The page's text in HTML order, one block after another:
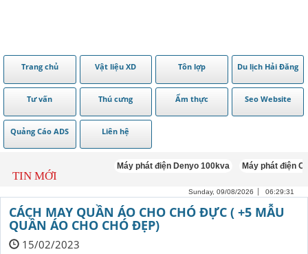
Trang chủ Vật liệu XD Tôn lợp Du lịch Hải Đăng
Tư vấn Thú cưng Ẩm thực Seo Website
Quảng Cáo ADS Liên hệ
TIN MỚI
Máy phát điện Denyo 100kva Máy phát điện
Sunday, 09/08/2026 06:29:31
CÁCH MAY QUẦN ÁO CHO CHÓ ĐỰC ( +5 MẪU
QUẦN ÁO CHO CHÓ ĐẸP)
15/02/2023